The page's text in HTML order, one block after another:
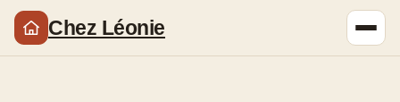
Chez Léonie